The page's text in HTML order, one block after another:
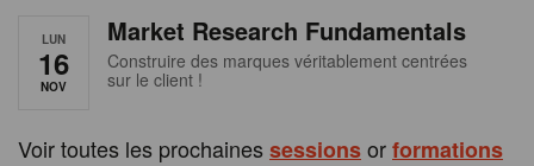
LUN
16
NOV
Market Research Fundamentals
Construire des marques véritablement centrées
sur le client !
Voir toutes les prochaines sessionsorformations